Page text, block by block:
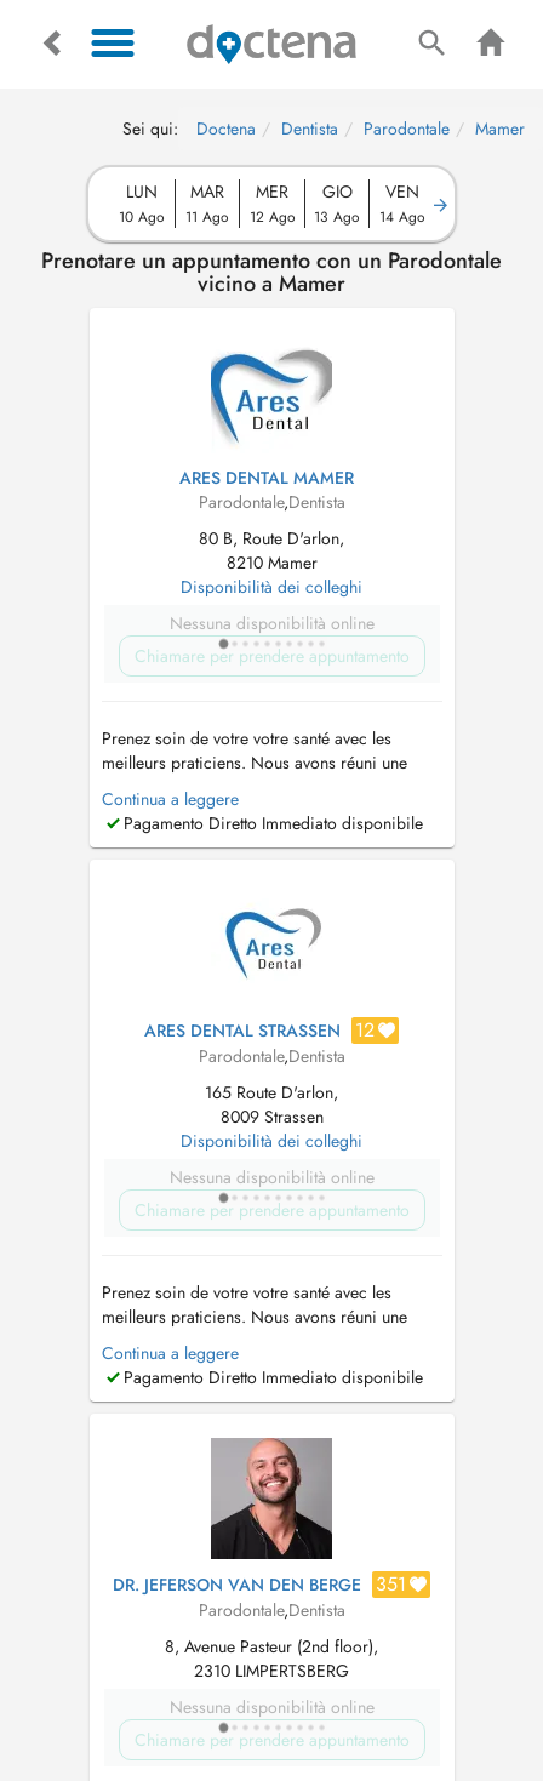
Sei qui: Doctena Dentista Parodontale Mamer
LUN
10 Ago
MAR
11 Ago
MER
12 Ago
GIO
13 Ago
VEN
14 Ago
Prenotare un appuntamento con un Parodontale
vicino a Mamer
ARES DENTAL MAMER
Parodontale,Dentista
80 B, Route D'arlon,
8210 Mamer
Disponibilità dei colleghi
Nessuna disponibilità online
Chiamare per prendere appuntamento
Prenez soin de votre votre santé avec les
meilleurs praticiens. Nous avons réuni une
équipe de dentistes généraliste et spécialiste
pour prendre soin de vous rapidement et
efficacement. Lorsque vous avez un problème
Continua a leggere
Pagamento Diretto Immediato disponibile
ARES DENTAL STRASSEN 12
Parodontale,Dentista
165 Route D'arlon,
8009 Strassen
Disponibilità dei colleghi
Nessuna disponibilità online
Chiamare per prendere appuntamento
Prenez soin de votre votre santé avec les
meilleurs praticiens. Nous avons réuni une
équipe de dentistes généraliste et spécialiste
pour prendre soin de vous rapidement et
efficacement. Lorsque vous avez un problème
heures voire même des jours. Nous somm...
Continua a leggere
Pagamento Diretto Immediato disponibile
DR. JEFERSON VAN DEN BERGE 351
Parodontale,Dentista
8, Avenue Pasteur (2nd floor),
2310 LIMPERTSBERG
Nessuna disponibilità online
Chiamare per prendere appuntamento